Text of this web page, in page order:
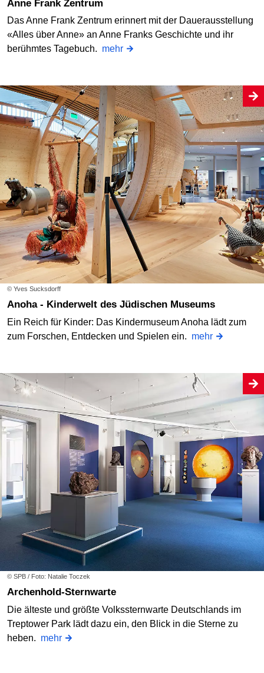
Anne Frank Zentrum
Das Anne Frank Zentrum erinnert mit der Dauerausstellung
«Alles über Anne» an Anne Franks Geschichte und ihr
berühmtes Tagebuch. mehr
© Yves Sucksdorff
Anoha - Kinderwelt des Jüdischen Museums
Ein Reich für Kinder: Das Kindermuseum Anoha lädt zum
zum Forschen, Entdecken und Spielen ein. mehr
© SPB / Foto: Natalie Toczek
Archenhold-Sternwarte
Die älteste und größte Volkssternwarte Deutschlands im
Treptower Park lädt dazu ein, den Blick in die Sterne zu
heben. mehr